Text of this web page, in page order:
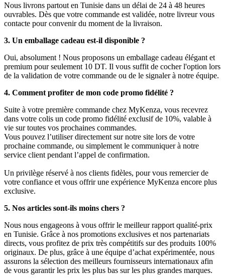
Nous livrons partout en Tunisie dans un délai de 24 à 48 heures
ouvrables. Dès que votre commande est validée, notre livreur vous
contacte pour convenir du moment de la livraison.
3. Un emballage cadeau est-il disponible ?
Oui, absolument ! Nous proposons un emballage cadeau élégant et
premium pour seulement 10 DT. Il vous suffit de cocher l'option lors
de la validation de votre commande ou de le signaler à notre équipe.
4. Comment profiter de mon code promo fidélité ?
Suite à votre première commande chez MyKenza, vous recevrez
dans votre colis un code promo fidélité exclusif de 10%, valable à
vie sur toutes vos prochaines commandes.
Vous pouvez l’utiliser directement sur notre site lors de votre
prochaine commande, ou simplement le communiquer à notre
service client pendant l’appel de confirmation.
Un privilège réservé à nos clients fidèles, pour vous remercier de
votre confiance et vous offrir une expérience MyKenza encore plus
exclusive.
5. Nos articles sont-ils moins chers ?
Nous nous engageons à vous offrir le meilleur rapport qualité-prix
en Tunisie. Grâce à nos promotions exclusives et nos partenariats
directs, vous profitez de prix très compétitifs sur des produits 100%
originaux. De plus, grâce à une équipe d’achat expérimentée, nous
assurons la sélection des meilleurs fournisseurs internationaux afin
de vous garantir les prix les plus bas sur les plus grandes marques.